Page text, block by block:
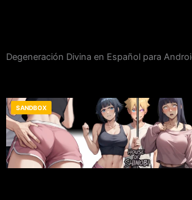
Degeneración Divina en Español para
SANDBOX